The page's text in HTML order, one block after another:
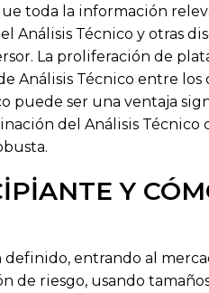
toda la información
Análisis Técnico y otras
La proliferación de
Análisis Técnico entre los
puede ser una ventaja
del Análisis Técnico
Y
entrando al
de riesgo, usando